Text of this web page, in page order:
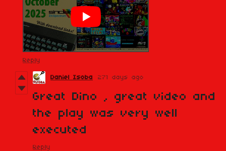
Reply
Daniel Isoba 271 days ago
Great Dino , great video and
the play was very well
executed
Reply